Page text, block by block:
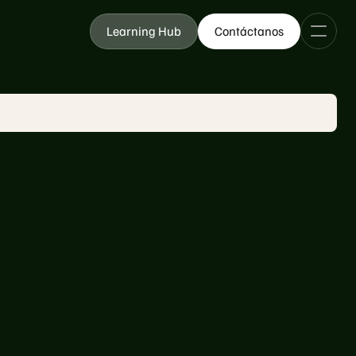
Learning Hub Contáctanos